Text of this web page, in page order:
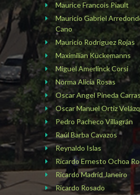
Maurice Francois Piault
Mauricio Gabriel
Cano
Mauricio Rodríguez Rojas
Maximilian Kückemanns
Miguel Amerlinck Corsi
Norma Alicia Rosas
Oscar Angel Pineda
Oscar Manuel Ortiz
Pedro Pacheco Villagrán
Raúl Barba Cavazos
Reynaldo Islas
Ricardo Ernesto Ochoa
Ricardo Madrid Janeiro
Ricardo Rosado